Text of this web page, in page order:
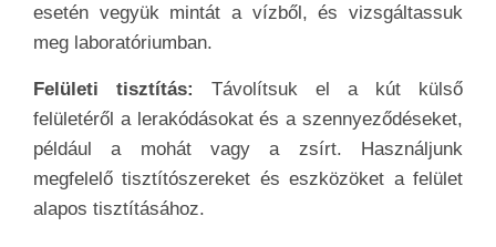
esetén vegyük mintát a vízből, és vizsgáltassuk
meg laboratóriumban.
Felületi tisztítás: Távolítsuk el a kút külső
felületéről a lerakódásokat és a szennyeződéseket,
például a mohát vagy a zsírt. Használjunk
megfelelő tisztítószereket és eszközöket a felület
alapos tisztításához.